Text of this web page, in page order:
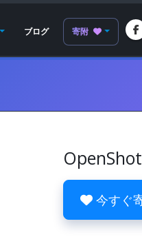
ブログ 寄附
今すぐ